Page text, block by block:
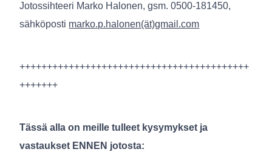
Jotossihteeri Marko Halonen, gsm. 0500-181450,
sähköposti marko.p.halonen(ät)gmail.com
++++++++++++++++++++++++++++++++++++++++++
+++++++
Tässä alla on meille tulleet kysymykset ja
vastaukset ENNEN jotosta: